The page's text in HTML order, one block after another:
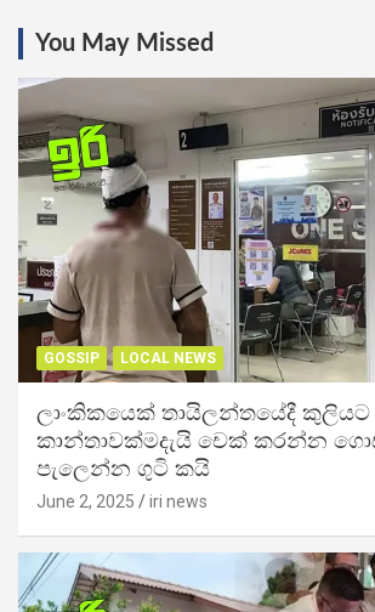
You May Missed
GOSSIP LOCAL NEWS
ලාංකිකයෙක් තායිලන්තයේදී
කාන්තාවක්මදැයි චෙක් කරන්න
පැලෙන්න ගුටි කයි
June 2, 2025 iri news